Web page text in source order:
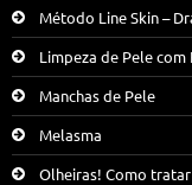
Método Line Skin –
Limpeza de Pele
Manchas de Pele
Melasma
Olheiras! Como